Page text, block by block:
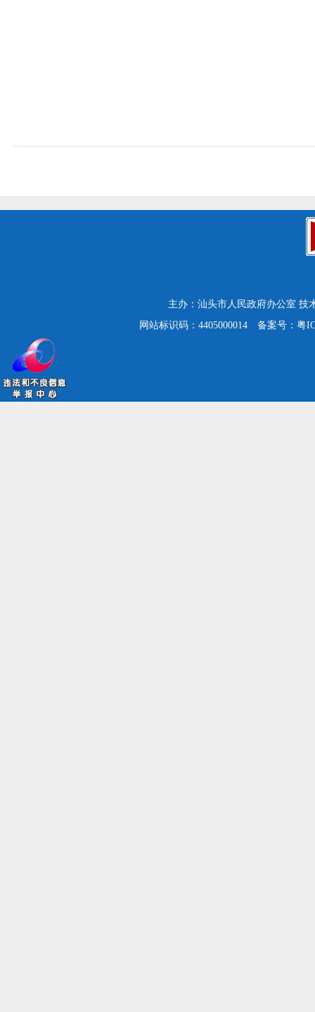
主办：汕头市人民政府办公室 技
网站标识码：4405000014
备案号：粤